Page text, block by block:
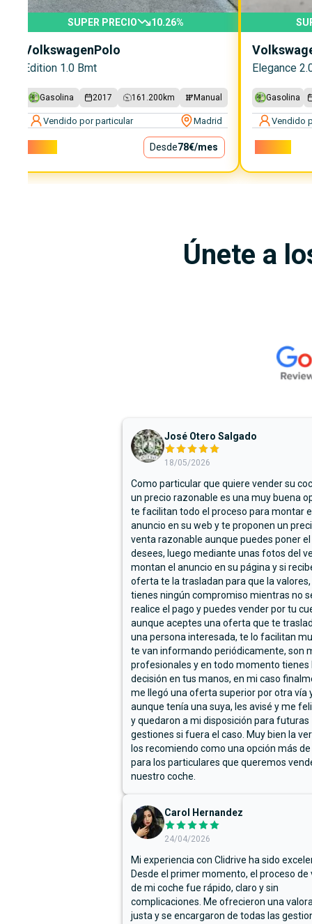
SUPER PRECIO 10.26%
VolkswagenPolo
Edition 1.0 Bmt
Gasolina 2017 161.200 km Manual
Vendido por particular Madrid
Desde78€/mes
Elegance
Gasolina
Vendido
Únete a
José Otero Salgado
18/05/2026
Como particular que quiere vender su
un precio razonable es una muy buena
te facilitan todo el proceso para montar
anuncio en su web y te proponen un
venta razonable aunque puedes poner
desees, luego mediante unas fotos del
montan el anuncio en su página y si
oferta te la trasladan para que la
tienes ningún compromiso mientras no
realice el pago y puedes vender por tu
aunque aceptes una oferta que te
una persona interesada, te lo facilitan
te van informando periódicamente, son
profesionales y en todo momento tienes
decisión en tus manos, en mi caso
me llegó una oferta superior por otra vía
aunque tenía una suya, les avisé y me
y quedaron a mi disposición para futuras
gestiones si fuera el caso. Muy bien la
los recomiendo como una opción más
para los particulares que queremos
nuestro coche.
Carol Hernandez
24/04/2026
Mi experiencia con Clidrive ha sido
Desde el primer momento, el proceso de
de mi coche fue rápido, claro y sin
complicaciones. Me ofrecieron una
justa y se encargaron de todas las